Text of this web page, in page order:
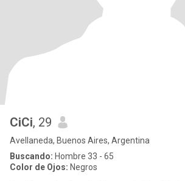
CiCi, 29
Avellaneda, Buenos Aires, Argentina
Buscando: Hombre 33 - 65
Color de Ojos: Negros